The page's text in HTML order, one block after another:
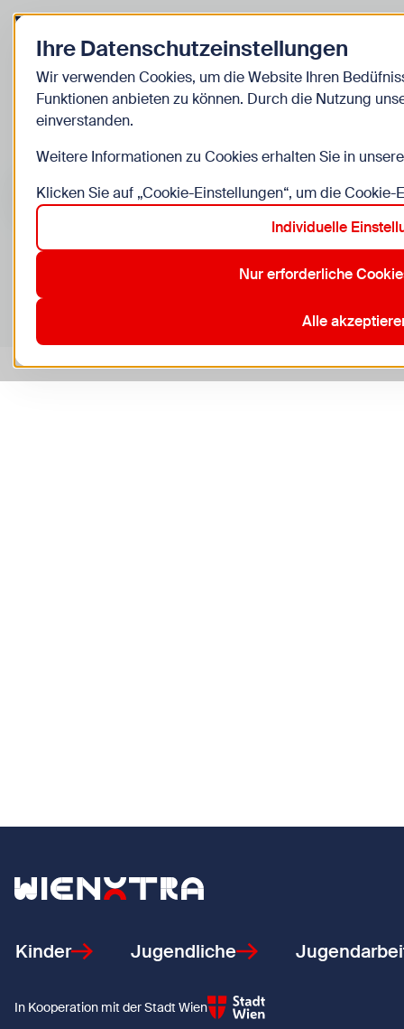
Zurück zur Startseite
Kinder
Veranstaltungen in Wien im Bereich “Kinder”
15. Rudolfsheim-Fünfhaus
3.
Zurücksetzen
Zurück zur Startseite
Kinder Jugendliche
In Kooperation mit der Stadt Wien
Ihre Datenschutzeinstellungen
Wir verwenden Cookies, um die Website Ihren
Funktionen anbieten zu können. Durch die Nutzung
einverstanden.
Weitere Informationen zu Cookies erhalten Sie in
Klicken Sie auf „Cookie-Einstellungen“, um die
Individuelle
Nur erforderliche
Alle